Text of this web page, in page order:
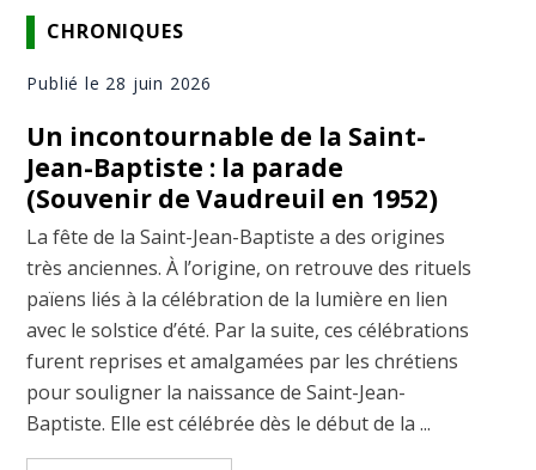
CHRONIQUES
Publié le 28 juin 2026
Un incontournable de la Saint-
Jean-Baptiste : la parade
(Souvenir de Vaudreuil en 1952)
La fête de la Saint-Jean-Baptiste a des origines
très anciennes. À l’origine, on retrouve des rituels
païens liés à la célébration de la lumière en lien
avec le solstice d’été. Par la suite, ces célébrations
furent reprises et amalgamées par les chrétiens
pour souligner la naissance de Saint-Jean-
Baptiste. Elle est célébrée dès le début de la ...